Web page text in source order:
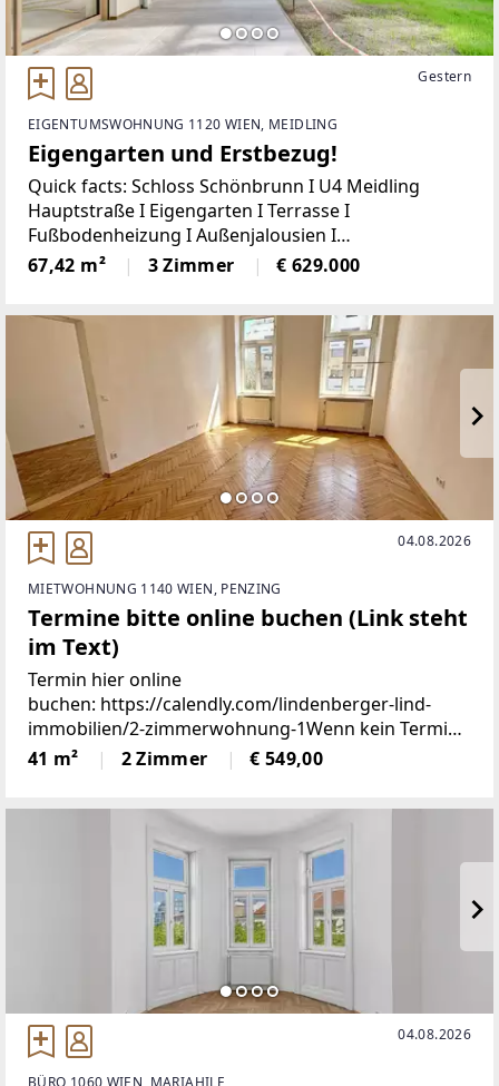
Gestern
EIGENTUMSWOHNUNG 1120 WIEN, MEIDLING
Eigengarten und Erstbezug!
Quick facts: Schloss Schönbrunn I U4 Meidling
Hauptstraße I Eigengarten I Terrasse I
Fußbodenheizung I Außenjalousien I
Fahrradstellplätze für E-Bikes I Bezugsfertig Ende
2026 I Besichtigungen nach Vereinbarung
67,42 m² 3 Zimmer € 629.000
04.08.2026
MIETWOHNUNG 1140 WIEN, PENZING
Termine bitte online buchen (Link steht
im Text)
Termin hier online
buchen: https://calendly.com/lindenberger-lind-
immobilien/2-zimmerwohnung-1Wenn kein Termin
mehr verfügbar ist, dann sind bereits alle Termine
vergeben. Da wir keine Massenbesichtigung
41 m² 2 Zimmer € 549,00
04.08.2026
BÜRO 1060 WIEN, MARIAHILF